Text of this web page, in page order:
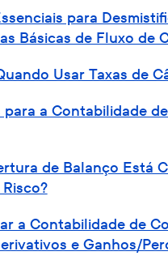
para
Básicas de Fluxo de
Usar Taxas de
para a Contabilidade
de Balanço Está
a Contabilidade de
e Ganhos/